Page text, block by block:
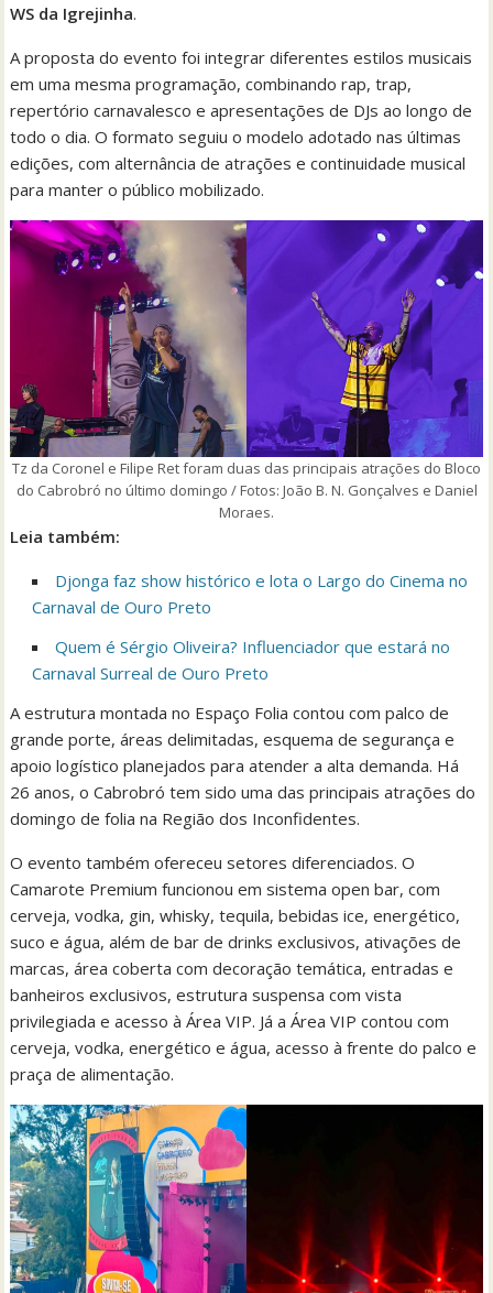
WS da Igrejinha.
A proposta do evento foi integrar diferentes estilos musicais
em uma mesma programação, combinando rap, trap,
repertório carnavalesco e apresentações de DJs ao longo de
todo o dia. O formato seguiu o modelo adotado nas últimas
edições, com alternância de atrações e continuidade musical
para manter o público mobilizado.
Tz da Coronel e Filipe Ret foram duas das principais atrações do Bloco
do Cabrobró no último domingo / Fotos: João B. N. Gonçalves e Daniel
Moraes.
Leia também:
Djonga faz show histórico e lota o Largo do Cinema no
Carnaval de Ouro Preto
Quem é Sérgio Oliveira? Influenciador que estará no
Carnaval Surreal de Ouro Preto
A estrutura montada no Espaço Folia contou com palco de
grande porte, áreas delimitadas, esquema de segurança e
apoio logístico planejados para atender a alta demanda. Há
26 anos, o Cabrobró tem sido uma das principais atrações do
domingo de folia na Região dos Inconfidentes.
O evento também ofereceu setores diferenciados. O
Camarote Premium funcionou em sistema open bar, com
cerveja, vodka, gin, whisky, tequila, bebidas ice, energético,
suco e água, além de bar de drinks exclusivos, ativações de
marcas, área coberta com decoração temática, entradas e
banheiros exclusivos, estrutura suspensa com vista
privilegiada e acesso à Área VIP. Já a Área VIP contou com
cerveja, vodka, energético e água, acesso à frente do palco e
praça de alimentação.